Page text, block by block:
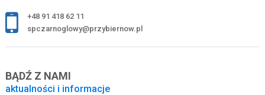
+48 91 418 62 11
spczarnoglowy@przybiernow.pl
BĄDŹ Z NAMI
aktualności i informacje